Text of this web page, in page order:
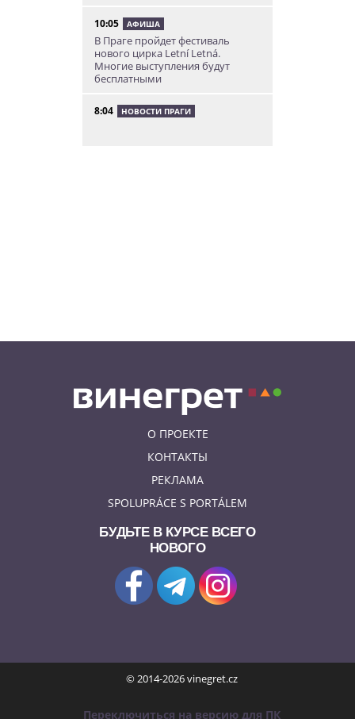
10:05 АФИША
В Праге пройдет фестиваль
нового цирка Letní Letná.
Многие выступления будут
бесплатными
8:04 НОВОСТИ ПРАГИ
О ПРОЕКТЕ
КОНТАКТЫ
РЕКЛАМА
SPOLUPRÁCE S PORTÁLEM
БУДЬТЕ В КУРСЕ ВСЕГО
НОВОГО
© 2014-2026 vinegret.cz
Переключиться на версию для ПК